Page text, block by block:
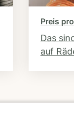
Preis
Das
auf